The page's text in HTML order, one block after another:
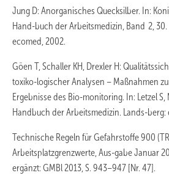
Jung D: Anorganisches Quecksilber. In:
Hand-buch der Arbeitsmedizin, Band 2, 30.
ecomed, 2002.
Göen T, Schaller KH, Drexler H:
toxiko-logischer Analysen – Maßnahmen
Ergebnisse des Bio-monitoring. In: Letzel S,
Handbuch der Arbeitsmedizin. Lands-berg:
Technische Regeln für Gefahrstoffe 900
Arbeitsplatzgrenzwerte, Aus-gabe Januar
ergänzt: GMBl 2013, S. 943–947 [Nr. 47].